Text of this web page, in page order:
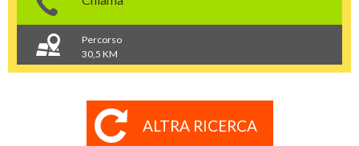
Percorso
30,5 KM
ALTRA RICERCA